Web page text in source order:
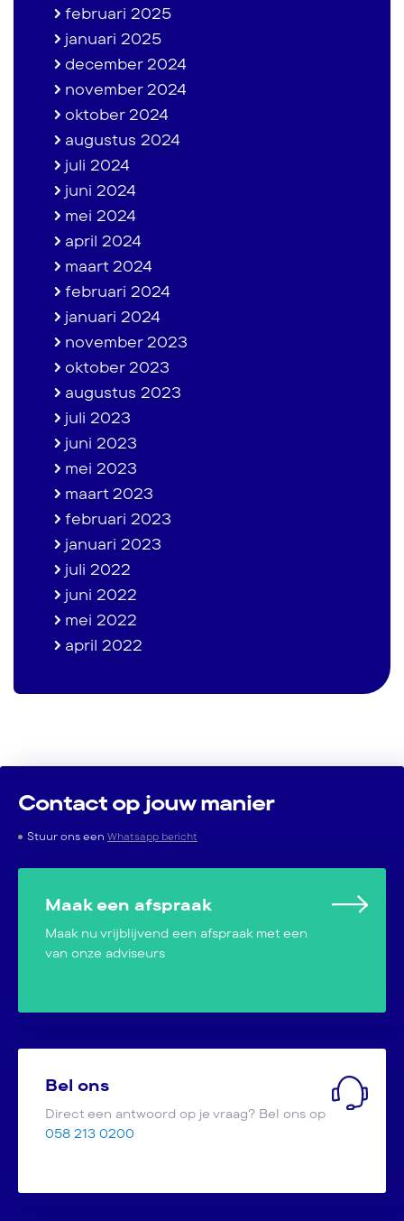
februari 2025
januari 2025
december 2024
november 2024
oktober 2024
augustus 2024
juli 2024
juni 2024
mei 2024
april 2024
maart 2024
februari 2024
januari 2024
november 2023
oktober 2023
augustus 2023
juli 2023
juni 2023
mei 2023
maart 2023
februari 2023
januari 2023
juli 2022
juni 2022
mei 2022
april 2022
Contact op jouw manier
Stuur ons een Whatsapp bericht
Maak een afspraak
Maak nu vrijblijvend een afspraak met een
van onze adviseurs
Bel ons
Direct een antwoord op je vraag? Bel ons op
058 213 0200